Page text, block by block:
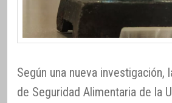
Según una nueva investigación,
de Seguridad Alimentaria de la